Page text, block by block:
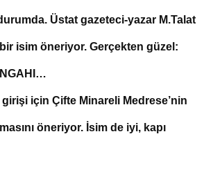
Üstat gazeteci-yazar M.Talat
isim öneriyor. Gerçekten güzel:
için Çifte Minareli Medrese’nin
öneriyor. İsim de iyi, kapı